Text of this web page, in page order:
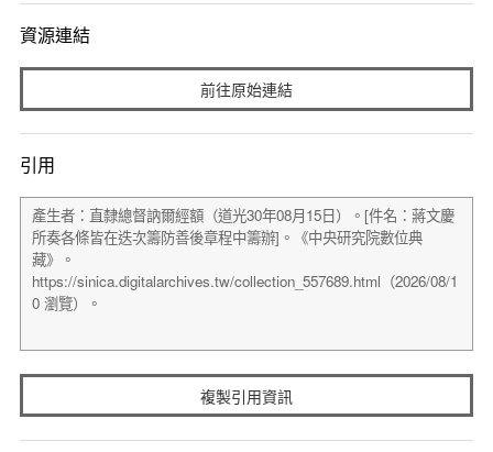
資源連結
前往原始連結
引用
複製引用資訊